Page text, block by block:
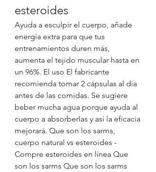
esteroides
Ayuda a esculpir el cuerpo, añade
energía extra para que tus
entrenamientos duren más,
aumenta el tejido muscular hasta en
un 96%. El uso El fabricante
recomienda tomar 2 cápsulas al día
antes de las comidas. Se sugiere
beber mucha agua porque ayuda al
cuerpo a absorberlas y así la eficacia
mejorará. Que son los sarms,
cuerpo natural vs esteroides -
Compre esteroides en línea Que
son los sarms Que son los sarms